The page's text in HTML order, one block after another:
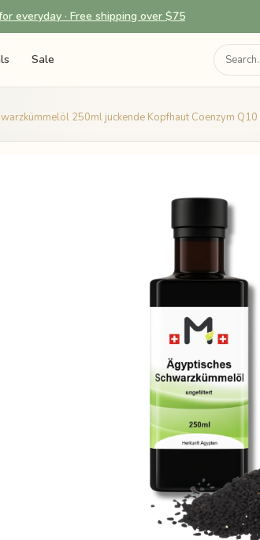
everyday · Free shipping over $75
Sale
250ml juckende Kopfhaut Coenzym Q10